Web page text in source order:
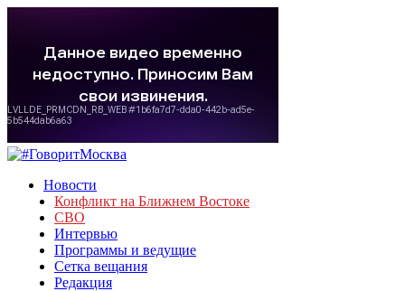
Новости
Конфликт на Ближнем Востоке
СВО
Интервью
Программы и ведущие
Сетка вещания
Редакция